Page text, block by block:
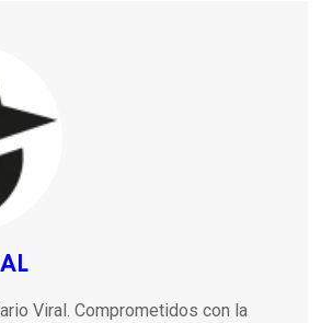
Viral. Comprometidos con la